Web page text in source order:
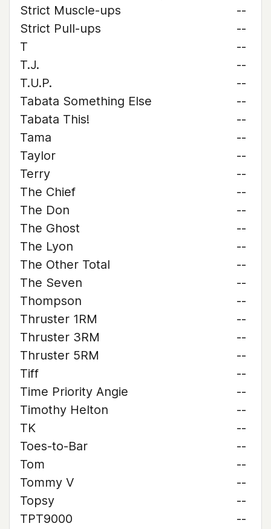
Strict Muscle-ups
--
Strict Pull-ups
--
T
--
T.J.
--
T.U.P.
--
Tabata Something Else
--
Tabata This!
--
Tama
--
Taylor
--
Terry
--
The Chief
--
The Don
--
The Ghost
--
The Lyon
--
The Other Total
--
The Seven
--
Thompson
--
Thruster 1RM
--
Thruster 3RM
--
Thruster 5RM
--
Tiff
--
Time Priority Angie
--
Timothy Helton
--
TK
--
Toes-to-Bar
--
Tom
--
Tommy V
--
Topsy
--
TPT9000
--